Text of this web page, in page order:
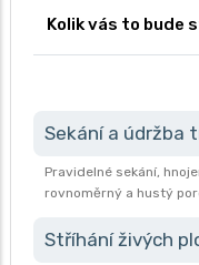
Kolik vás to bude
Sekání a údržba
Pravidelné sekání,
rovnoměrný a hustý
Stříhání živých